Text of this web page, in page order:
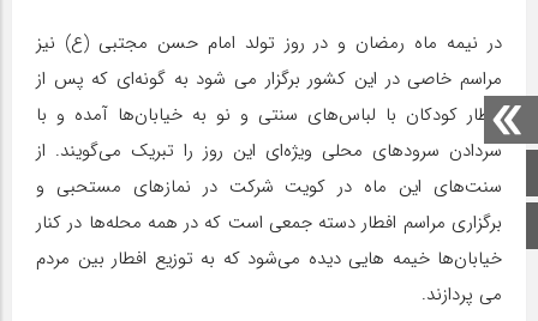
صفحه اصلی
اینستاگرام
در نیمه ماه رمضان و در روز تولد امام حسن مجتبی (ع) نیز
مراسم خاصی در این کشور برگزار می شود به گونه‌ای که پس از
افطار کودکان با لباس‌های سنتی و نو به خیابان‌ها آمده و با
سردادن سرودهای محلی ویژه‌ای این روز را تبریک می‌گویند. از
سنت‌های این ماه در کویت شرکت در نماز‌های مستحبی و
برگزاری مراسم افطار دسته جمعی است که در همه محله‌ها در کنار
خیابان‌ها خیمه هایی دیده می‌شود که به توزیع افطار بین مردم
می پردازند.